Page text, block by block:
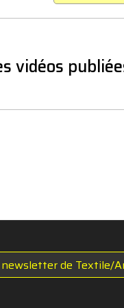
vidéos
de Textile/